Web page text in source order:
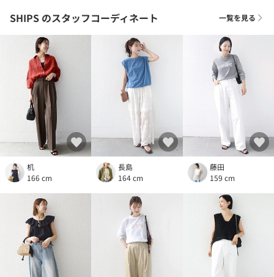
SHIPS のスタッフコーディネート 一覧を見る
机
166 cm
長島
164 cm
藤田
159 cm